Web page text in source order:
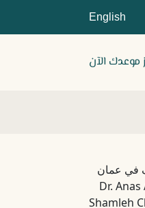
English
موعدك الآن